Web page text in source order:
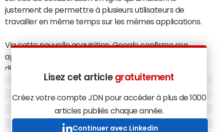
justement de permettre à plusieurs utilisateurs de
travailler en même temps sur les mêmes applications.
Via cette nouvelle acquisition, Google confirme son
appétit pour les acquisitions. Après un début d'année
difficile marqué par des licenciements, Google a
recommencé cet été à faire des acquisitions. Son PDG
d'effectuer un rachat par mois
Google
prévoit de racheter une société par mois, du
. Le pari est pour l'instant tenu, AppJet étant
Lisez cet article gratuitement
Créez votre compte JDN pour accéder à plus de 1000
articles publiés chaque année.
Continuer avec Linkedin